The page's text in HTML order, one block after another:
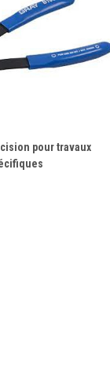
pour travaux